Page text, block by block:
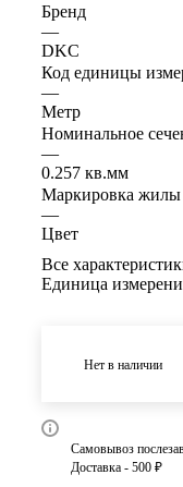
Бренд
—
DKC
Код единицы
—
Метр
Номинальное
—
0.257 кв.мм
Маркировка жилы
—
Цвет
Все
Единица
Нет в наличии
Самовывоз
Доставка - 500 ₽